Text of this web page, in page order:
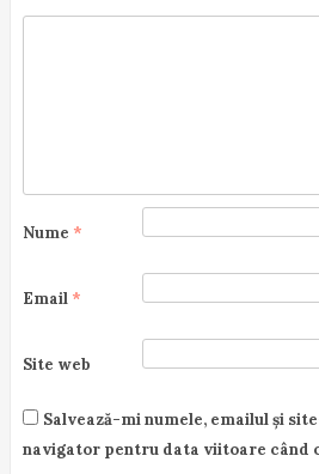
Nume *
Email *
Site web
Salvează-mi numele, emailul și
navigator pentru data viitoare când